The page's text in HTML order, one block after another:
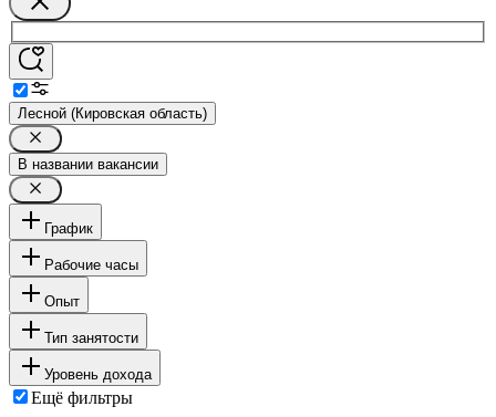
Лесной (Кировская область)
В названии вакансии
График
Рабочие часы
Опыт
Тип занятости
Уровень дохода
Ещё фильтры